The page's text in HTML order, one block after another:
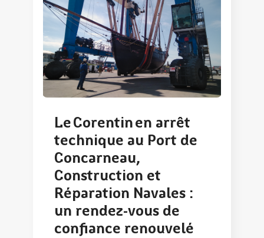
Le Corentin en arrêt
technique au Port de
Concarneau,
Construction et
Réparation Navales :
un rendez-vous de
confiance renouvelé